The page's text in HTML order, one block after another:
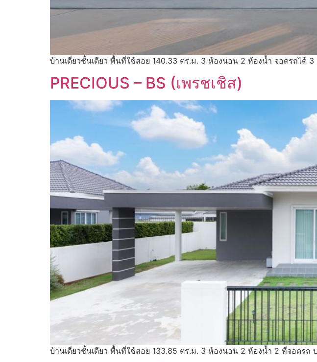
บ้านเดี่ยวชั้นเดียว พื้นที่ใช้สอย 140.33 ตร.ม. 3 ห้องนอน 2 ห้องน้ำ จอดรถได้
PRECIOUS – BS (เพรชเชิส)
บ้านเดี่ยวชั้นเดียว พื้นที่ใช้สอย 133.85 ตร.ม. 3 ห้องนอน 2 ห้องน้ำ 2 ที่จอดรถ